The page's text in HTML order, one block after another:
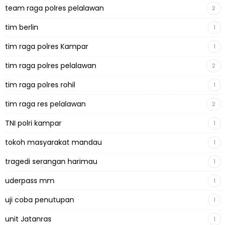
team raga polres pelalawan 2
tim berlin 1
tim raga polres Kampar 1
tim raga polres pelalawan 2
tim raga polres rohil 1
tim raga res pelalawan 2
TNI polri kampar 1
tokoh masyarakat mandau 1
tragedi serangan harimau 1
uderpass mm 1
uji coba penutupan 1
unit Jatanras 1